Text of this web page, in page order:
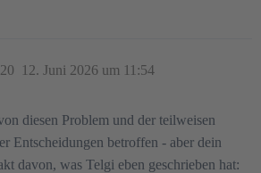
12. Juni 2026 um 11:54
20
diesen Problem und der teilweisen
Entscheidungen betroffen - aber dein
davon, was Telgi eben geschrieben hat: